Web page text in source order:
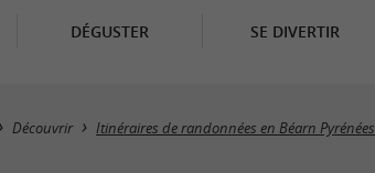
DÉGUSTER SE DIVERTIR
Découvrir Itinéraires de randonnées en Béarn Pyrénées